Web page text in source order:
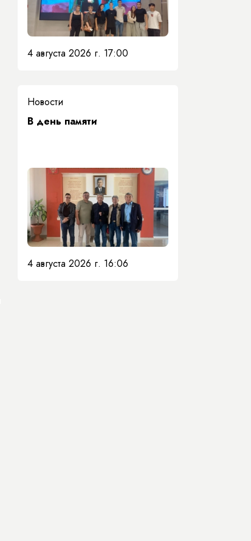
4 августа 2026 г. 17:00
Новости
​В день памяти
4 августа 2026 г. 16:06